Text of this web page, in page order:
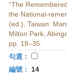
“The
the National-
(ed.), Taiwan:
Milton Park,
pp. 18–35.
勾選：
編號：
14